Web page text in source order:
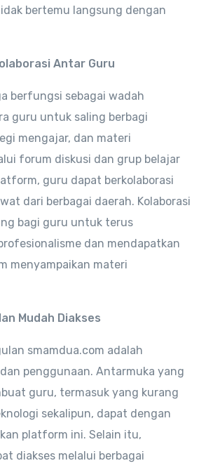
bertemu langsung dengan
Antar Guru
berfungsi sebagai wadah
guru untuk saling berbagi
mengajar, dan materi
forum diskusi dan grup belajar
guru dapat berkolaborasi
dari berbagai daerah. Kolaborasi
bagi guru untuk terus
dan mendapatkan
menyampaikan materi
Mudah Diakses
smamdua.com adalah
penggunaan. Antarmuka yang
guru, termasuk yang kurang
sekalipun, dapat dengan
platform ini. Selain itu,
diakses melalui berbagai